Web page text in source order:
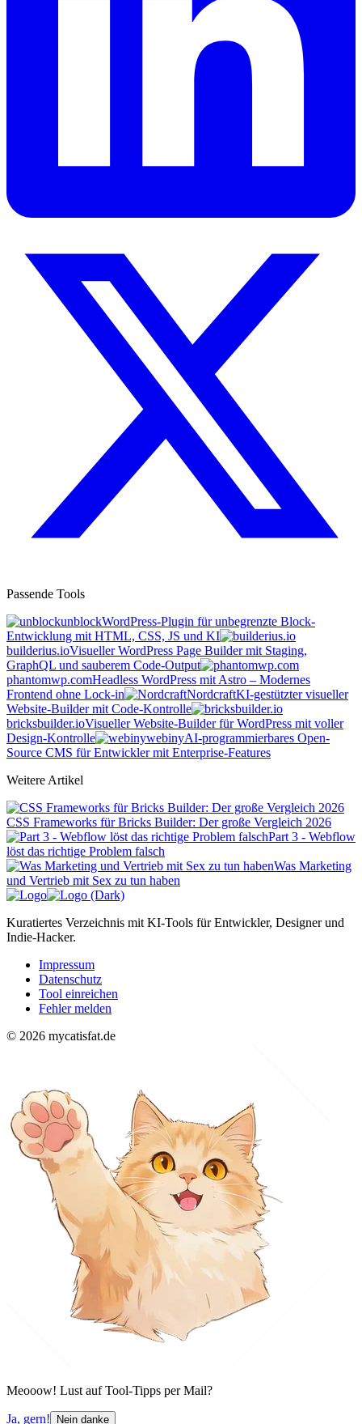
Passende Tools
unblockWordPress-Plugin für unbegrenzte Block-
Entwicklung mit HTML, CSS, JS und KI
builderius.ioVisueller WordPress Page Builder mit Staging,
GraphQL und sauberem Code-Output
phantomwp.comHeadless WordPress mit Astro – Modernes
Frontend ohne Lock-in
NordcraftKI-gestützter visueller
Website-Builder mit Code-Kontrolle
bricksbuilder.ioVisueller Website-Builder für WordPress mit voller
Design-Kontrolle
webinyAI-programmierbares Open-
Source CMS für Entwickler mit Enterprise-Features
Weitere Artikel
CSS Frameworks für Bricks Builder: Der große Vergleich 2026
Part 3 - Webflow
löst das richtige Problem falsch
Was Marketing
und Vertrieb mit Sex zu tun haben
Kuratiertes Verzeichnis mit KI-Tools für Entwickler, Designer und
Indie-Hacker.
Impressum
Datenschutz
Tool einreichen
Fehler melden
© 2026 mycatisfat.de
Meooow! Lust auf Tool-Tipps per Mail?
Ja, gern! Nein danke